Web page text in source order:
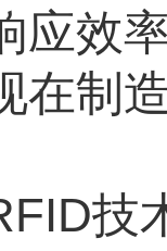
应效
在制
技术